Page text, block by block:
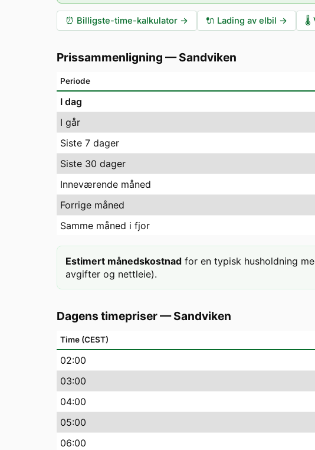
⏰ Billigste-time-kalkulator → 🔌 Lading av elbil → 🌡️
Prissammenligning —Sandviken
Periode
I dag
I går
Siste 7 dager
Siste 30 dager
Inneværende måned
Forrige måned
Samme måned i fjor
Estimert månedskostnad for en typisk husholdning
avgifter og nettleie).
Dagens timepriser—Sandviken
Time (CEST)
02:00
03:00
04:00
05:00
06:00